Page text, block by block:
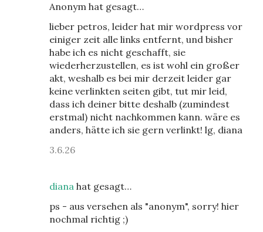
Anonym hat gesagt…
lieber petros, leider hat mir wordpress vor
einiger zeit alle links entfernt, und bisher
habe ich es nicht geschafft, sie
wiederherzustellen, es ist wohl ein großer
akt, weshalb es bei mir derzeit leider gar
keine verlinkten seiten gibt, tut mir leid,
dass ich deiner bitte deshalb (zumindest
erstmal) nicht nachkommen kann. wäre es
anders, hätte ich sie gern verlinkt! lg, diana
3.6.26
diana hat gesagt…
ps - aus versehen als "anonym", sorry! hier
nochmal richtig ;)